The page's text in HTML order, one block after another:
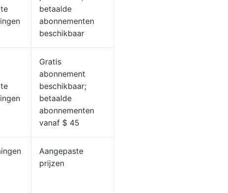
betaalde
abonnementen
beschikbaar
Gratis
abonnement
beschikbaar;
betaalde
abonnementen
vanaf $ 45
Aangepaste
prijzen